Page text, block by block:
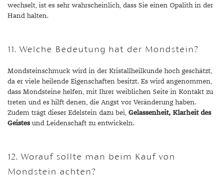
wechselt, ist es sehr wahrscheinlich, dass Sie einen Opalith in der
Hand halten.
11. Welche Bedeutung hat der Mondstein?
Mondsteinschmuck wird in der Kristallheilkunde hoch geschätzt,
da er viele heilende Eigenschaften besitzt. Es wird angenommen,
dass Mondsteine helfen, mit Ihrer weiblichen Seite in Kontakt zu
treten und es hilft denen, die Angst vor Veränderung haben.
Zudem trägt dieser Edelstein dazu bei, Gelassenheit, Klarheit des
Geistes und Leidenschaft zu entwickeln.
12. Worauf sollte man beim Kauf von
Mondstein achten?